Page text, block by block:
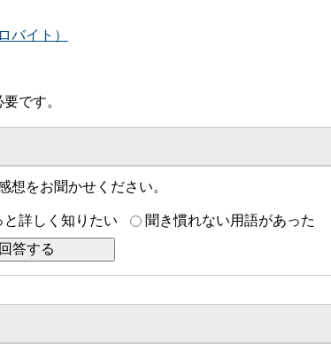
バイト）
です。
想をお聞かせください。
と詳しく知りたい 聞き慣れない用語があった